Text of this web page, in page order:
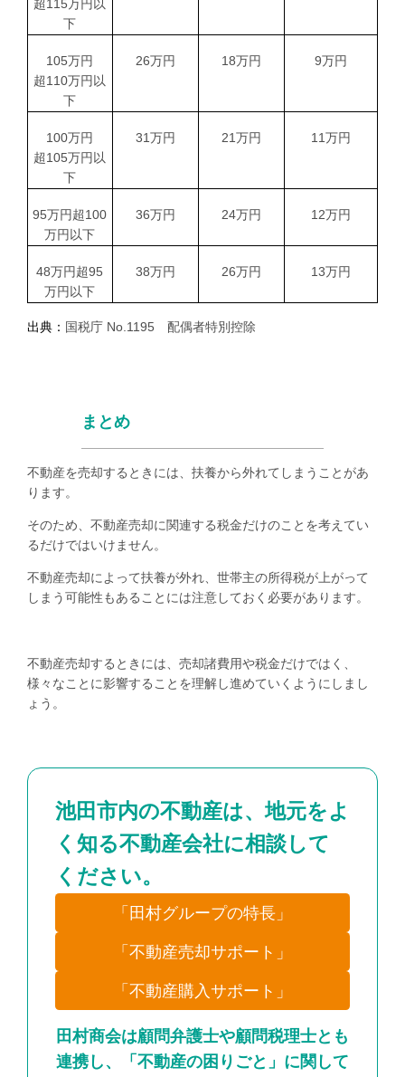
超115万円以
下
105万円
超110万円以
下
26万円 18万円 9万円
100万円
超105万円以
下
31万円 21万円 11万円
95万円超100
万円以下
36万円 24万円 12万円
48万円超95
万円以下
38万円 26万円 13万円
出典： 国税庁 No.1195 配偶者特別控除
まとめ
不動産を売却するときには、扶養から外れてしまうことがあ
ります。
そのため、不動産売却に関連する税金だけのことを考えてい
るだけではいけません。
不動産売却によって扶養が外れ、世帯主の所得税が上がって
しまう可能性もあることには注意しておく必要があります。
不動産売却するときには、売却諸費用や税金だけではく、
様々なことに影響することを理解し進めていくようにしまし
ょう。
池田市内の不動産は、地元をよ
く知る不動産会社に相談して
ください。
「田村グループの特長」
「不動産売却サポート」
「不動産購入サポート」
田村商会は顧問弁護士や顧問税理士とも
連携し、「不動産の困りごと」に関して